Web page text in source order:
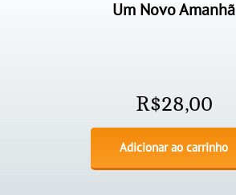
Um Novo Amanhã
R$28,00
Adicionar ao carrinho